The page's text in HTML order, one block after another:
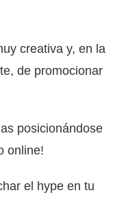
creativa y, en la
de promocionar
posicionándose
online!
el hype en tu